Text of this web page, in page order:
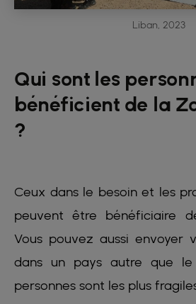
Liban, 2023
Qui sont les
bénéficient de la
?
Ceux dans le besoin et les
peuvent être bénéficiaire
Vous pouvez aussi envoyer
dans un pays autre que
personnes sont les plus